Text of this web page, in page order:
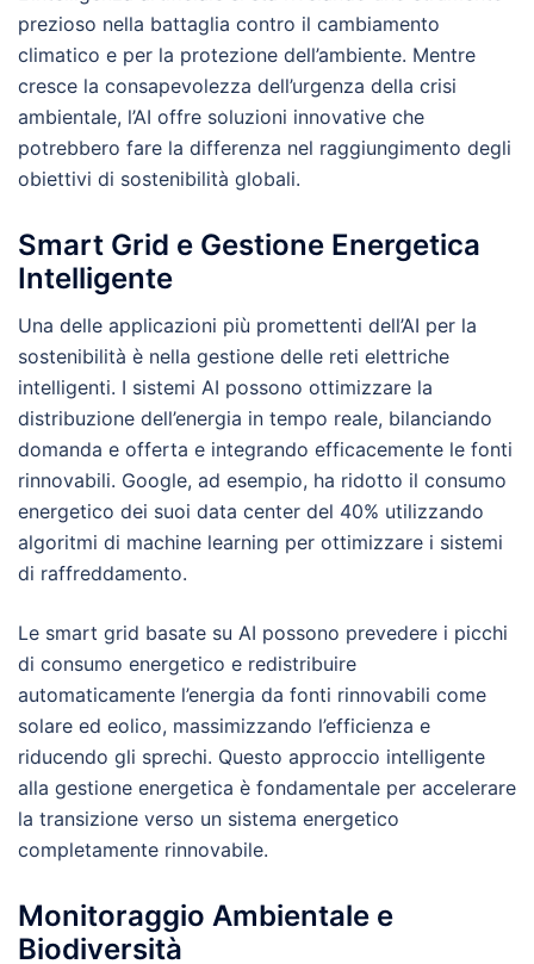
prezioso nella battaglia contro il cambiamento
climatico e per la protezione dell’ambiente. Mentre
cresce la consapevolezza dell’urgenza della crisi
ambientale, l’AI offre soluzioni innovative che
potrebbero fare la differenza nel raggiungimento degli
obiettivi di sostenibilità globali.
Smart Grid e Gestione Energetica
Intelligente
Una delle applicazioni più promettenti dell’AI per la
sostenibilità è nella gestione delle reti elettriche
intelligenti. I sistemi AI possono ottimizzare la
distribuzione dell’energia in tempo reale, bilanciando
domanda e offerta e integrando efficacemente le fonti
rinnovabili. Google, ad esempio, ha ridotto il consumo
energetico dei suoi data center del 40% utilizzando
algoritmi di machine learning per ottimizzare i sistemi
di raffreddamento.
Le smart grid basate su AI possono prevedere i picchi
di consumo energetico e redistribuire
automaticamente l’energia da fonti rinnovabili come
solare ed eolico, massimizzando l’efficienza e
riducendo gli sprechi. Questo approccio intelligente
alla gestione energetica è fondamentale per accelerare
la transizione verso un sistema energetico
completamente rinnovabile.
Monitoraggio Ambientale e
Biodiversità